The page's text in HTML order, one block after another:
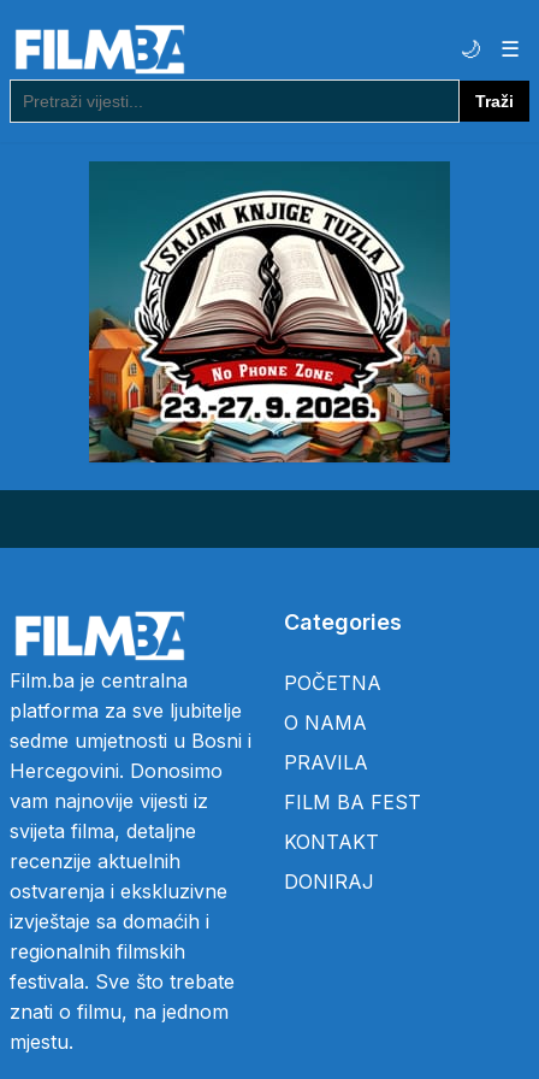
Pretraga
Traži
🌙 ☰
Film.ba je centralna
platforma za sve ljubitelje
sedme umjetnosti u Bosni i
Hercegovini. Donosimo
vam najnovije vijesti iz
svijeta filma, detaljne
recenzije aktuelnih
ostvarenja i ekskluzivne
izvještaje sa domaćih i
regionalnih filmskih
festivala. Sve što trebate
znati o filmu, na jednom
mjestu.
Categories
POČETNA
O NAMA
PRAVILA
FILM BA FEST
KONTAKT
DONIRAJ